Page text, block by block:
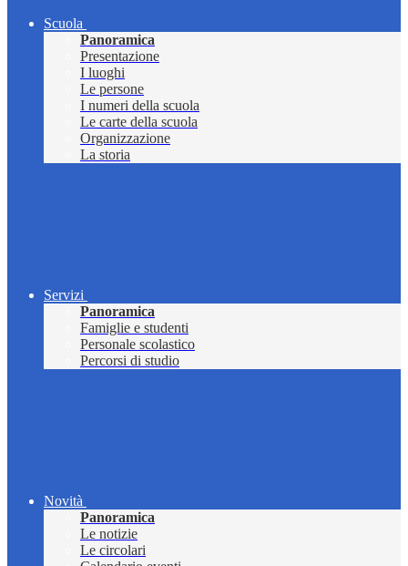
Scuola
Panoramica
Presentazione
I luoghi
Le persone
I numeri della scuola
Le carte della scuola
Organizzazione
La storia
Servizi
Panoramica
Famiglie e studenti
Personale scolastico
Percorsi di studio
Novità
Panoramica
Le notizie
Le circolari